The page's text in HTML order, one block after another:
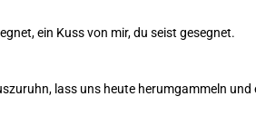
ein Kuss von mir, du seist gesegnet.
lass uns heute herumgammeln